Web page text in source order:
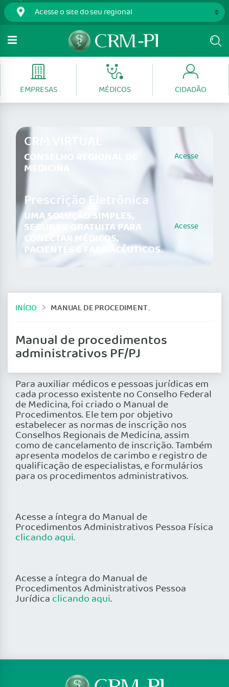
EMPRESAS MÉDICOS CIDADÃO
CRM VIRTUAL
CONSELHO REGIONAL DE
MEDICINA
Acesse
Prescrição Eletrônica
UMA SOLUÇÃO SIMPLES,
SEGURA E GRATUITA PARA
CONECTAR MÉDICOS,
PACIENTES E FARMACÊUTICOS.
Acesse
INÍCIO MANUAL DE PROCEDIMENTOS ADMINISTRATIVOS PF/PJ
Manual de procedimentos
administrativos PF/PJ
Para auxiliar médicos e pessoas jurídicas em
cada processo existente no Conselho Federal
de Medicina, foi criado o Manual de
Procedimentos. Ele tem por objetivo
estabelecer as normas de inscrição nos
Conselhos Regionais de Medicina, assim
como de cancelamento de inscrição. Também
apresenta modelos de carimbo e registro de
qualificação de especialistas, e formulários
para os procedimentos administrativos.
Acesse a íntegra do Manual de
Procedimentos Administrativos Pessoa Física
clicando aqui.
Acesse a íntegra do Manual de
Procedimentos Administrativos Pessoa
Jurídica clicando aqui.